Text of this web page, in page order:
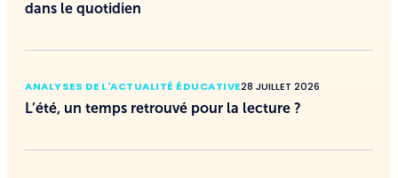
dans le quotidien
ANALYSES DE L'ACTUALITÉ ÉDUCATIVE28 JUILLET 2026
L’été, un temps retrouvé pour la lecture ?